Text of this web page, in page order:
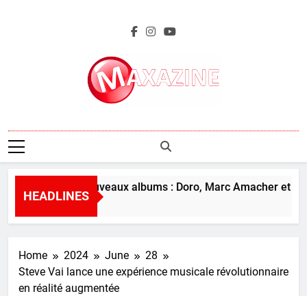
Maxazine.fr
HEADLINES
L’aperçu des nouveaux albums : Doro, Marc Amacher et plus
21 Hours Ago
Home 2024 June
28
Steve Vai lance une expérience musicale révolutionnaire
en réalité augmentée